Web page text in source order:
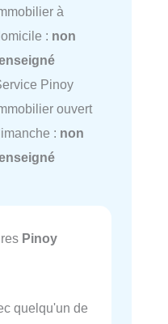
à
: non
Pinoy
ouvert
: non
Pinoy
quelqu'un de